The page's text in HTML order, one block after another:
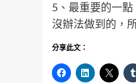
5、最重要的一
沒辦法做到的，
分享此文：